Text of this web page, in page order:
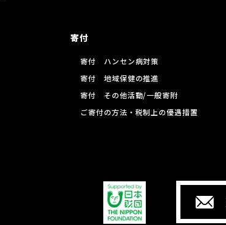
寄付
寄付 ハンセン病対策
寄付 地域保健の推進
寄付 その他活動/一般寄附
ご寄付の方法・税制上の優遇措置